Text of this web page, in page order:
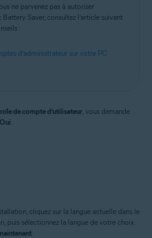
ne parvenez pas à autoriser
Battery Saver, consultez l’article suivant
:
d’administrateur sur votre PC
de compte d’utilisateur , vous demande
Oui
cliquez sur la langue actuelle dans le
puis sélectionnez la langue de votre choix.